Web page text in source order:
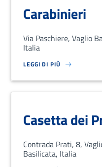
Carabinieri
Via Paschiere, Vaglio
Italia
LEGGI DI PIÙ
SU LOREM IPSUM DOLOR
Casetta dei
Contrada Prati, 8,
Basilicata, Italia